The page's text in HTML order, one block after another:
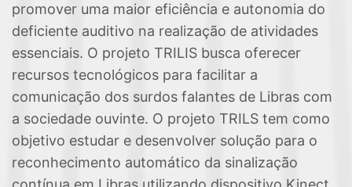
promover uma maior eficiência e autonomia do
deficiente auditivo na realização de atividades
essenciais. O projeto TRILIS busca oferecer
recursos tecnológicos para facilitar a
comunicação dos surdos falantes de Libras com
a sociedade ouvinte. O projeto TRILS tem como
objetivo estudar e desenvolver solução para o
reconhecimento automático da sinalização